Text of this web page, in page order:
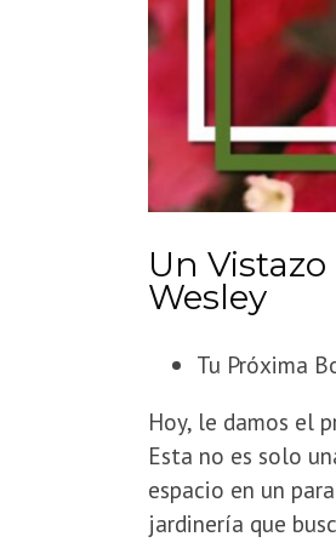
​Un
Wesley
Tu Próxima
​Hoy, le damos el
Esta no es solo
espacio en un
jardinería que